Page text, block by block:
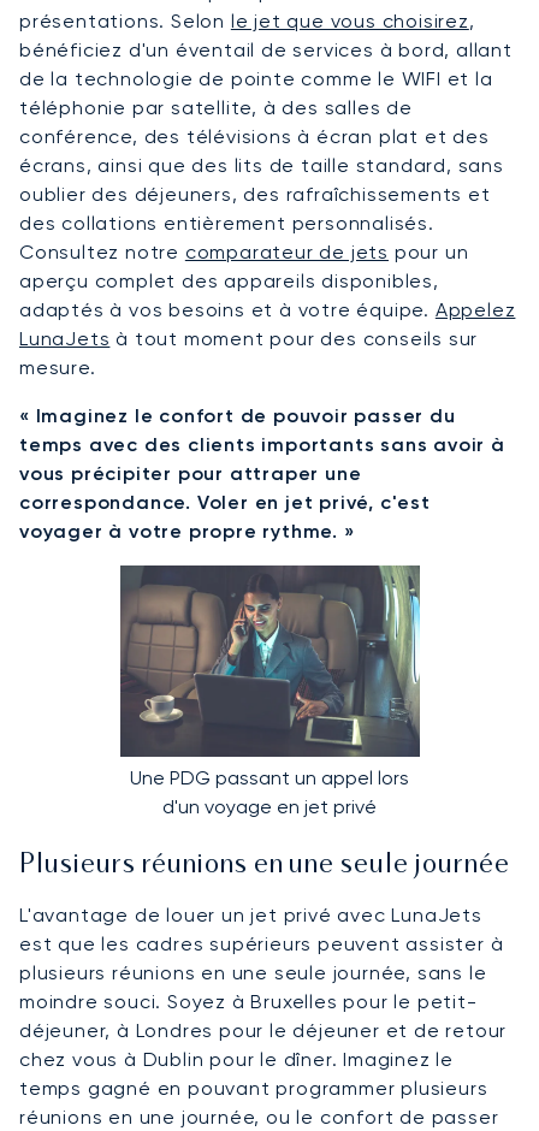
présentations. Selon le jet que vous choisirez,
bénéficiez d'un éventail de services à bord, allant
de la technologie de pointe comme le WIFI et la
téléphonie par satellite, à des salles de
conférence, des télévisions à écran plat et des
écrans, ainsi que des lits de taille standard, sans
oublier des déjeuners, des rafraîchissements et
des collations entièrement personnalisés.
Consultez notre comparateur de jets pour un
aperçu complet des appareils disponibles,
adaptés à vos besoins et à votre équipe. Appelez
LunaJets à tout moment pour des conseils sur
mesure.
« Imaginez le confort de pouvoir passer du
temps avec des clients importants sans avoir à
vous précipiter pour attraper une
correspondance. Voler en jet privé, c'est
voyager à votre propre rythme. »
Une PDG passant un appel lors
d'un voyage en jet privé
Plusieurs réunions en une seule journée
L'avantage de louer un jet privé avec LunaJets
est que les cadres supérieurs peuvent assister à
plusieurs réunions en une seule journée, sans le
moindre souci. Soyez à Bruxelles pour le petit-
déjeuner, à Londres pour le déjeuner et de retour
chez vous à Dublin pour le dîner. Imaginez le
temps gagné en pouvant programmer plusieurs
réunions en une journée, ou le confort de passer